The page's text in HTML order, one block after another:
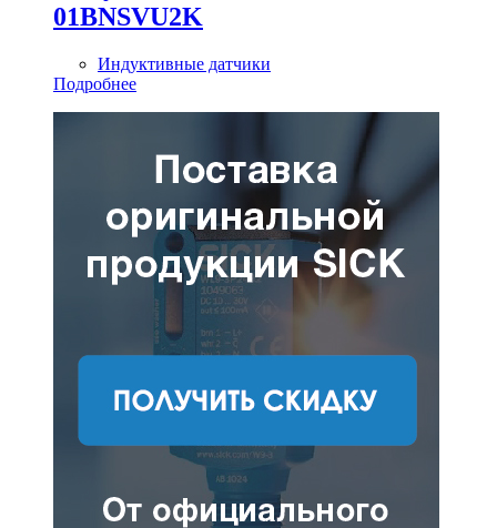
01BNSVU2K
Индуктивные датчики
Подробнее